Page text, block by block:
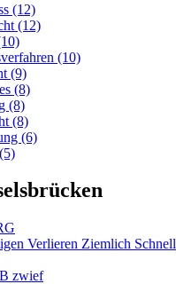
(12)
(12)
(10)
(9)
(8)
(8)
(8)
(6)
Verlieren Ziemlich Schnell
zwief